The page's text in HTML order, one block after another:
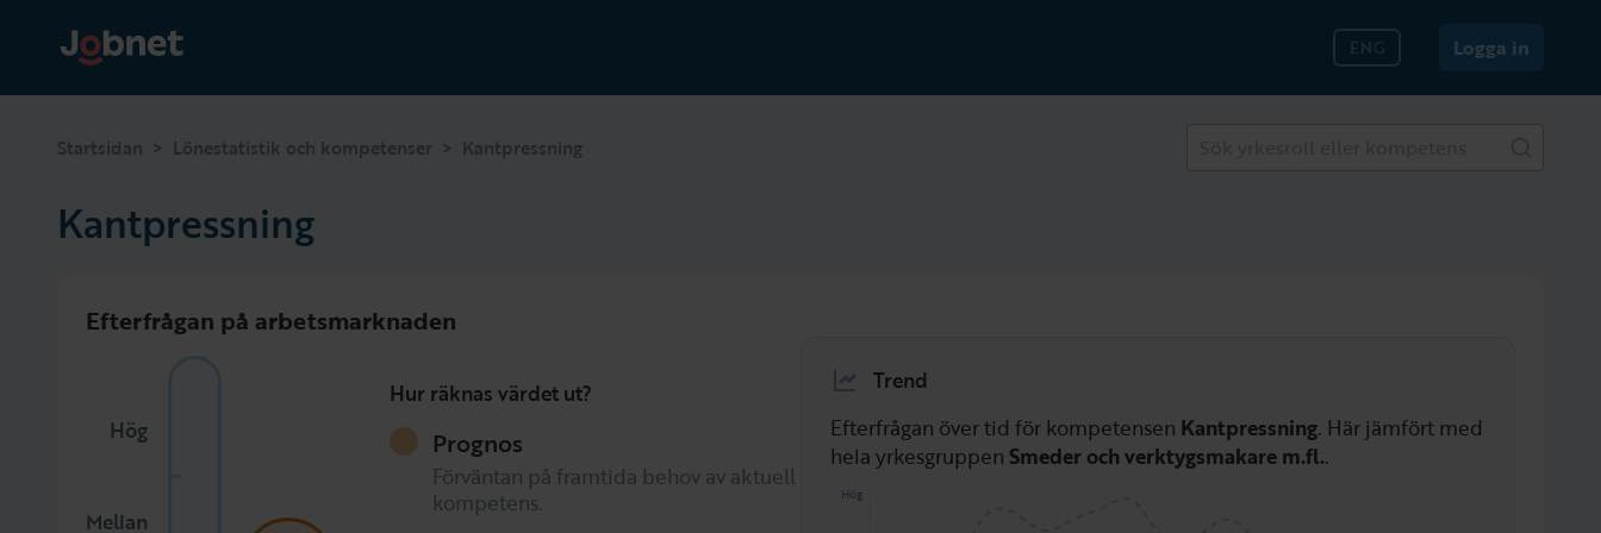
ENG Logga in
Startsidan > Lönestatistik och kompetenser > Kantpressning
Kantpressning
Efterfrågan på arbetsmarknaden
Hög
Mellan
Hur räknas värdet ut?
Prognos
Förväntan på framtida behov av aktuell
kompetens.
Trend
Efterfrågan över tid för kompetensen Kantpressning. Här jämfört med
hela yrkesgruppen Smeder och verktygsmakare m.fl..
Hög